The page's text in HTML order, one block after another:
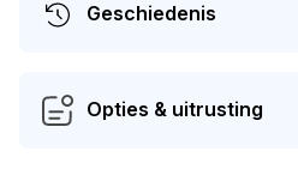
Geschiedenis
Opties & uitrusting